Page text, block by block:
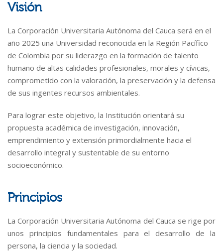
Visión
La Corporación Universitaria Autónoma del Cauca será en el
año 2025 una Universidad reconocida en la Región Pacífico
de Colombia por su liderazgo en la formación de talento
humano de altas calidades profesionales, morales y cívicas,
comprometido con la valoración, la preservación y la defensa
de sus ingentes recursos ambientales.
Para lograr este objetivo, la Institución orientará su
propuesta académica de investigación, innovación,
emprendimiento y extensión primordialmente hacia el
desarrollo integral y sustentable de su entorno
socioeconómico.
Principios
La Corporación Universitaria Autónoma del Cauca se rige por
unos principios fundamentales para el desarrollo de la
persona, la ciencia y la sociedad.